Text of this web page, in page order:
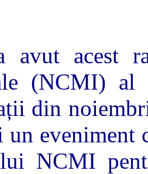
avut acest
(NCMI) al
din
un eveniment
NCMI